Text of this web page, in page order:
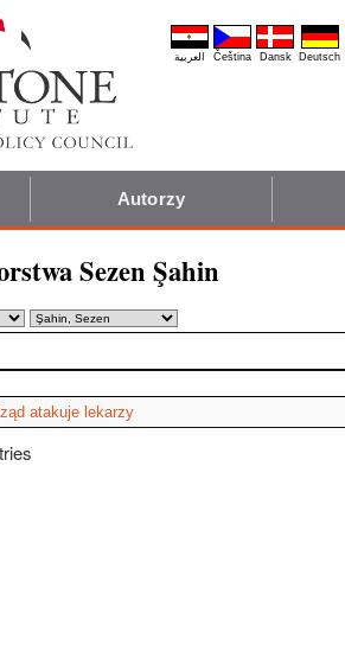
العربية Čeština Dansk Deutsch
Autorzy
Sezen Şahin
atakuje lekarzy